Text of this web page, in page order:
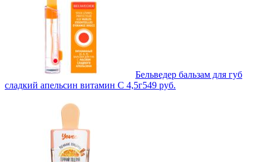
Бельведер бальзам для губ
сладкий апельсин витамин С 4,5г549 руб.